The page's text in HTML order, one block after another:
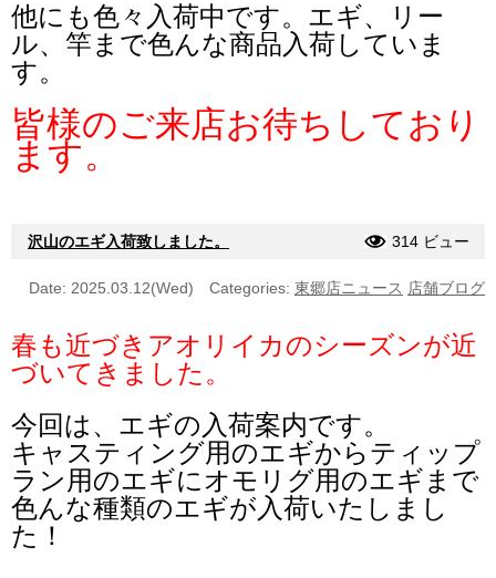
他にも色々入荷中です。エギ、リー
ル、竿まで色んな商品入荷していま
す。
皆様のご来店お待ちしており
ます。
沢山のエギ入荷致しました。 314 ビュー
Date: 2025.03.12(Wed) Categories: 東郷店ニュース 店舗ブログ
春も近づきアオリイカのシーズンが近
づいてきました。
今回は、エギの入荷案内です。
キャスティング用のエギからティップ
ラン用のエギにオモリグ用のエギまで
色んな種類のエギが入荷いたしまし
た！